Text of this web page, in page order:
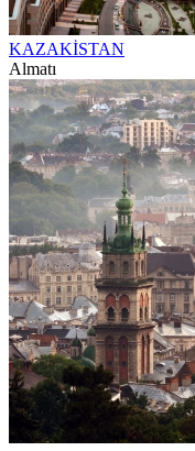
KAZAKİSTAN
Almatı